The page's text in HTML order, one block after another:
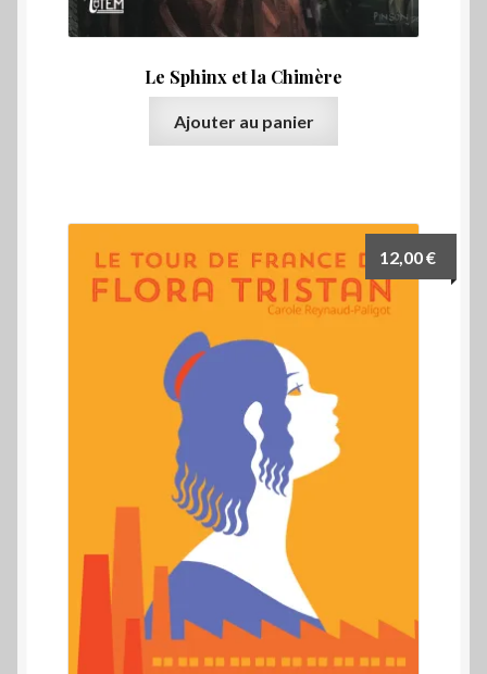
Le Sphinx et la Chimère
Ajouter au panier
12,00€